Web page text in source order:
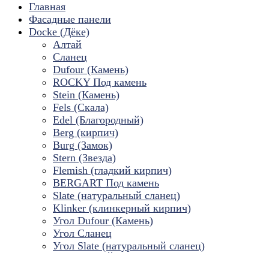
Главная
Фасадные панели
Docke (Дёке)
Алтай
Сланец
Dufour (Камень)
ROCKY Под камень
Stein (Камень)
Fels (Скала)
Edel (Благородный)
Berg (кирпич)
Burg (Замок)
Stern (Звезда)
Flemish (гладкий кирпич)
BERGART Под камень
Slate (натуральный сланец)
Klinker (клинкерный кирпич)
Угол Dufour (Камень)
Угол Сланец
Угол Slate (натуральный сланец)